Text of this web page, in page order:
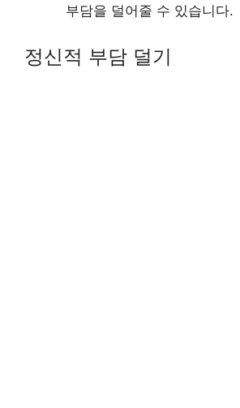
부담을 덜어줄 수 있습니다.
정신적 부담 덜기